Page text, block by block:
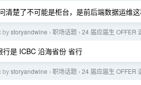
清楚了不可能是柜台，是前后端数据运维
bystoryandwine › 职场话题 › 24 届应届生 OFFER
行是 ICBC 沿海省份 省行
bystoryandwine › 职场话题 › 24 届应届生 OFFER